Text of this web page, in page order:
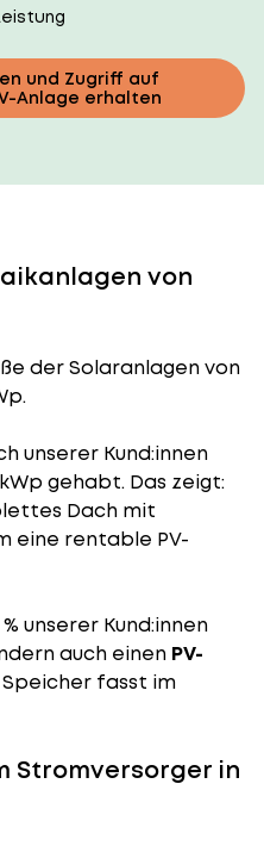
und Zugriff auf
Anlage erhalten
von
der Solaranlagenvon
unserer Kund:innen
gehabt. Das zeigt:
Dach mit
eine rentable PV-
unserer Kund:innen
auch einen PV-
fasst im
Stromversorger in